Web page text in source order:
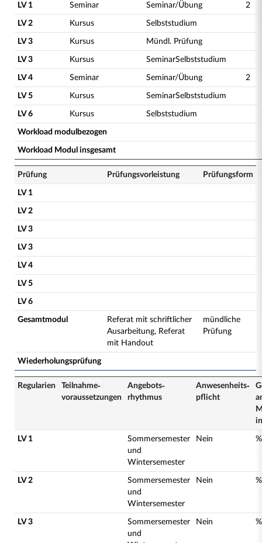
LV 1 Seminar Seminar/Übung 2
LV 2 Kursus Selbststudium
LV 3 Kursus Mündl. Prüfung
LV 3 Kursus SeminarSelbststudium
LV 4 Seminar Seminar/Übung 2
LV 5 Kursus SeminarSelbststudium
LV 6 Kursus Selbststudium
Workload modulbezogen
Workload Modul insgesamt
Prüfung Prüfungsvorleistung Prüfungsform
LV 1
LV 2
LV 3
LV 3
LV 4
LV 5
LV 6
Gesamtmodul
Referat mit schriftlicher
Ausarbeitung, Referat
mit Handout
mündliche
Prüfung
Wiederholungsprüfung
Regularien
Teilnahme­
voraussetzungen
Angebots­
rhythmus
Anwesenheits­
pflicht
LV 1
Sommersemester
und
Wintersemester
Nein %
LV 2
Sommersemester
und
Wintersemester
Nein %
LV 3
Sommersemester
und
Nein %